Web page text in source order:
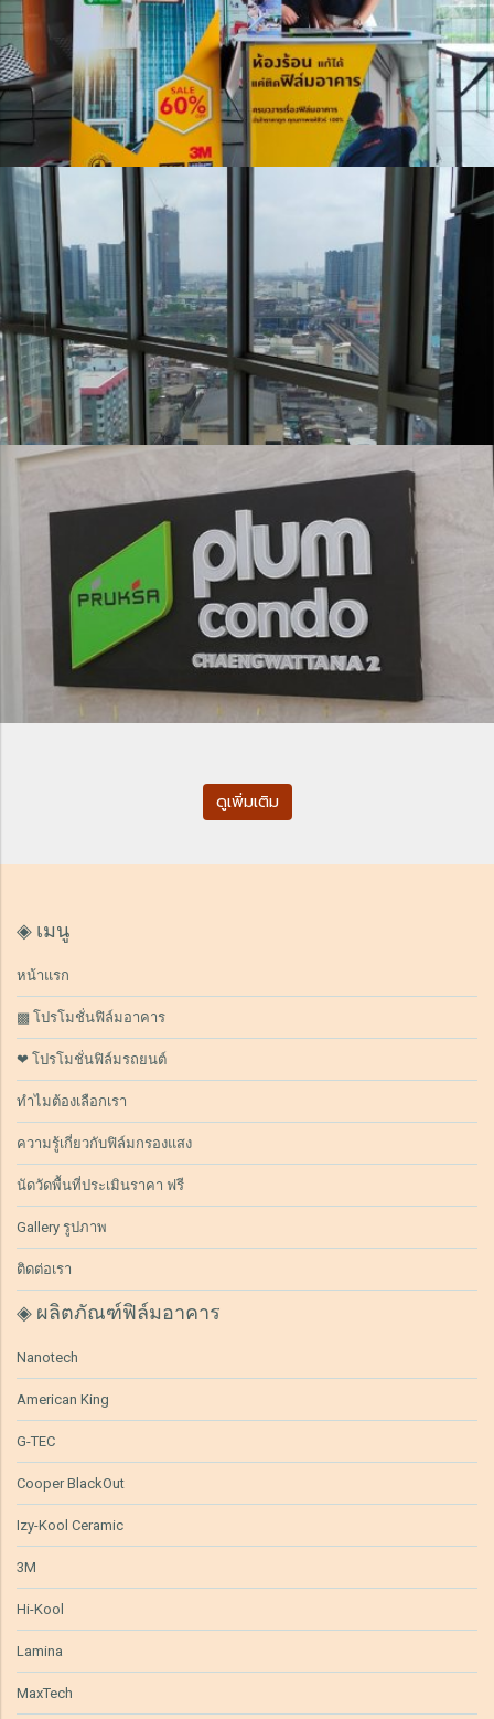
ดูเพิ่มเติม
◈ เมนู
หน้าแรก
▩ โปรโมชั่นฟิล์มอาคาร
❤ โปรโมชั่นฟิล์มรถยนต์
ทำไมต้องเลือกเรา
ความรู้เกี่ยวกับฟิล์มกรองแสง
นัดวัดพื้นที่ประเมินราคา ฟรี
Gallery รูปภาพ
ติดต่อเรา
◈ ผลิตภัณฑ์ฟิล์มอาคาร
Nanotech
American King
G-TEC
Cooper BlackOut
Izy-Kool Ceramic
3M
Hi-Kool
Lamina
MaxTech